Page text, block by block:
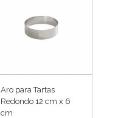
Aro para Tartas
Redondo 12 cm x 6
cm